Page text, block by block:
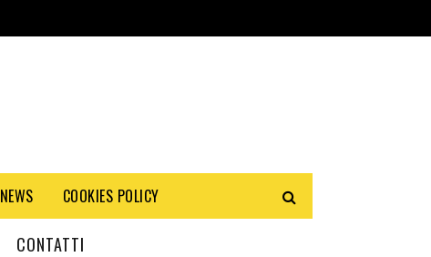
NEWS COOKIES POLICY
CONTATTI